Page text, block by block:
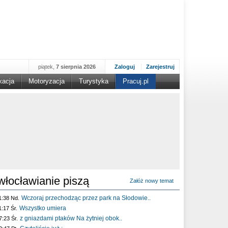
Zaloguj Zarejestruj
piątek, 7 sierpnia 2026
Motoryzacja Turystyka Pracuj.pl
piszą Załóż nowy temat
Nd. Wczoraj przechodząc przez park na Słodowie..
Śr. Wszystko umiera
Śr. z gniazdami ptaków Na żytniej obok..